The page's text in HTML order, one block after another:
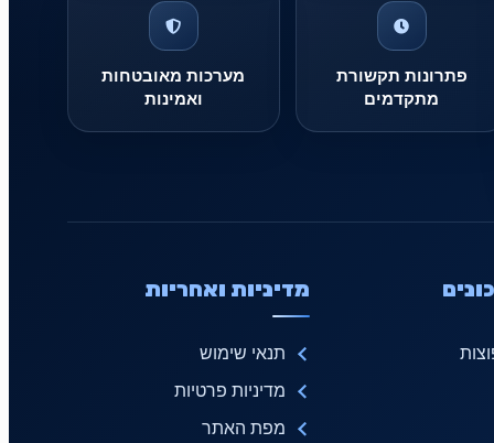
פתרונות תקשורת
מתקדמים
מערכות מאובטחות
ואמינות
מדיניות ואחריות
תנאי שימוש
מדיניות פרטיות
מפת האתר